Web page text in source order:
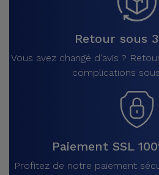
Retour sous
Vous avez changé d'avis ?
complications
Paiement SSL
Profitez de notre paiement